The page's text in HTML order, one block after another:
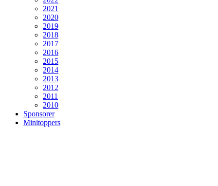
2021
2020
2019
2018
2017
2016
2015
2014
2013
2012
2011
2010
Sponsorer
Minitoppers